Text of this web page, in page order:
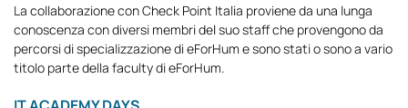
La collaborazione con Check Point Italia proviene da una lunga
conoscenza con diversi membri del suo staff che provengono da
percorsi di specializzazione di eForHum e sono stati o sono a vario
titolo parte della faculty di eForHum.